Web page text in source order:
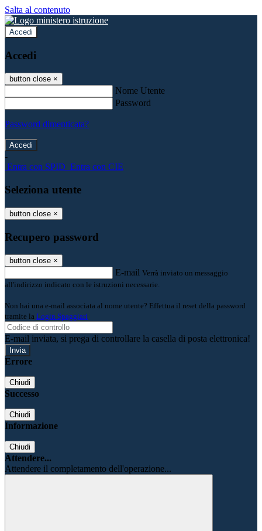
Salta al contenuto
Accedi
Accedi
button close ×
Nome Utente
Password
Password dimenticata?
-
Entra con SPID Entra con CIE
Seleziona utente
button close ×
Recupero password
button close ×
E-mail Verrà inviato un messaggio
all'indirizzo indicato con le istruzioni necessarie.
Non hai una e-mail associata al nome utente? Effettua il reset della password
tramite la Login Spaggiari
E-mail inviata, si prega di controllare la casella di posta elettronica!
Errore
Chiudi
Successo
Chiudi
Informazione
Chiudi
Attendere...
Attendere il completamento dell'operazione...